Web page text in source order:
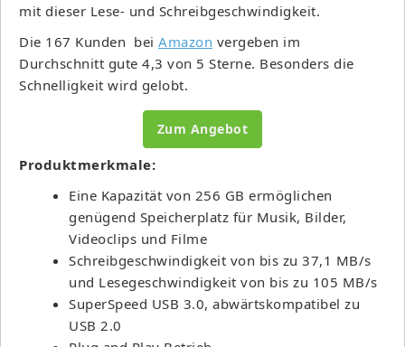
mit dieser Lese- und Schreibgeschwindigkeit.
Die 167 Kunden bei Amazon vergeben im
Durchschnitt gute 4,3 von 5 Sterne. Besonders die
Schnelligkeit wird gelobt.
Zum Angebot
Produktmerkmale:
Eine Kapazität von 256 GB ermöglichen
genügend Speicherplatz für Musik, Bilder,
Videoclips und Filme
Schreibgeschwindigkeit von bis zu 37,1 MB/s
und Lesegeschwindigkeit von bis zu 105 MB/s
SuperSpeed USB 3.0, abwärtskompatibel zu
USB 2.0